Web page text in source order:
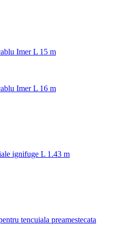
Imer L 15 m
Imer L 16 m
ignifuge L 1.43 m
tencuiala preamestecata